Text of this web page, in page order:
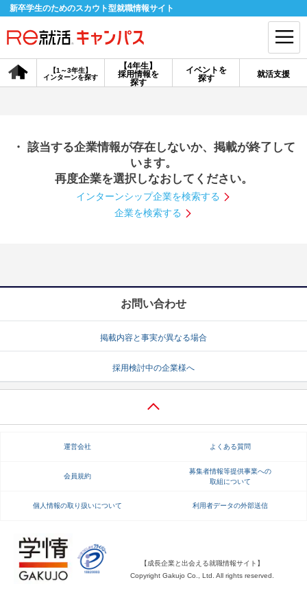
新卒学生のためのスカウト型就職情報サイト
【4年生】
採用情報を
探す
【1～3年生】
インターンを探す
イベントを
探す
就活支援
会員登録 ログイン
探す
【4年生】
説明会を探す
インターンを探す
就活ノウハウ・サポート
就活支援
就活ノウハウが満載！ お役立ち記事・相談室など
適職診断 就活チャンネル
・ 該当する企業情報が存在しないか、掲載が終了して
います。
再度企業を選択しなおしてください。
インターンシップ企業を検索する
企業を検索する
お問い合わせ
掲載内容と事実が異なる場合
採用検討中の企業様へ
運営会社 よくある質問
会員規約
募集者情報等提供事業への
取組について
個人情報の取り扱いについて 利用者データの外部送信
【成長企業と出会える就職情報サイト】
Copyright Gakujo Co., Ltd. All rights reserved.